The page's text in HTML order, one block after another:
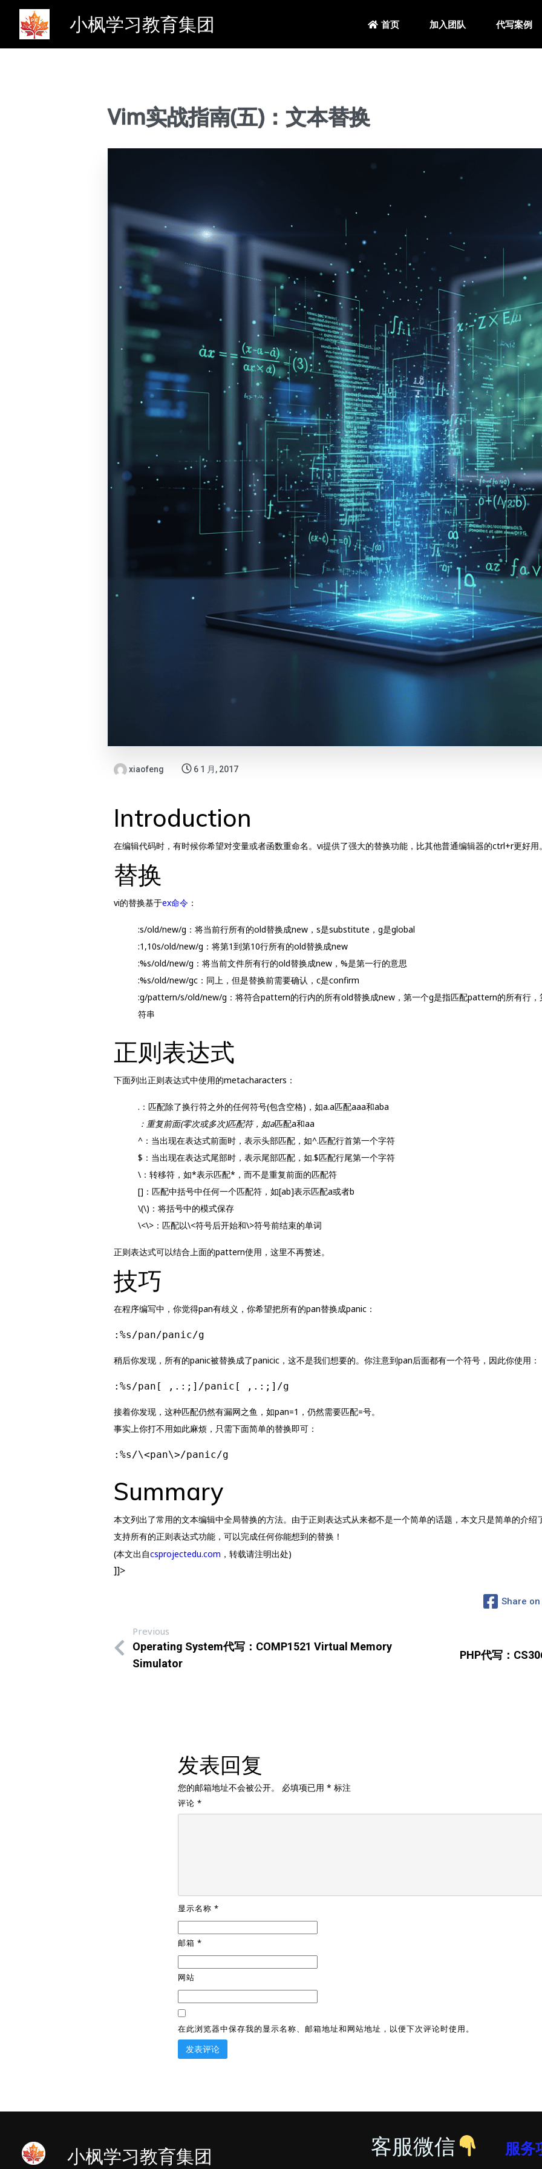
小枫学习教育集团 首页 加入团队 代写案例
Vim实战指南(五)：文本替换
xiaofeng 6 1 月, 2017
Introduction
在编辑代码时，有时候你希望对变量或者函数重命名。vi提供了强大的替换功能，比其他普通编辑器的ctrl+r更好用
替换
vi的替换基于ex命令 ：
:s/old/new/g：将当前行所有的old替换成new，s是substitute，g是global
:1,10s/old/new/g：将第1到第10行所有的old替换成new
:%s/old/new/g：将当前文件所有行的old替换成new，%是第一行的意思
:%s/old/new/gc：同上，但是替换前需要确认，c是confirm
:g/pattern/s/old/new/g：将符合pattern的行内的所有old替换成new，第一个g是指匹配pattern的所有行，
符串
正则表达式
下面列出正则表达式中使用的metacharacters：
.：匹配除了换行符之外的任何符号(包含空格)，如a.a匹配aaa和aba
：重复前面(零次或多次)匹配符，如a匹配a和aa
^：当出现在表达式前面时，表示头部匹配，如^.匹配行首第一个字符
$：当出现在表达式尾部时，表示尾部匹配，如.$匹配行尾第一个字符
\：转移符，如*表示匹配*，而不是重复前面的匹配符
[]：匹配中括号中任何一个匹配符，如[ab]表示匹配a或者b
\(\)：将括号中的模式保存
\<\>：匹配以\<符号后开始和\>符号前结束的单词
正则表达式可以结合上面的pattern使用，这里不再赘述。
技巧
在程序编写中，你觉得pan有歧义，你希望把所有的pan替换成panic：
:%s/pan/panic/g
稍后你发现，所有的panic被替换成了panicic，这不是我们想要的。你注意到pan后面都有一个符号，因此你使用：
:%s/pan[ ,.:;]/panic[ ,.:;]/g
接着你发现，这种匹配仍然有漏网之鱼，如pan=1，仍然需要匹配=号。
事实上你打不用如此麻烦，只需下面简单的替换即可：
:%s/\<pan\>/panic/g
Summary
本文列出了常用的文本编辑中全局替换的方法。由于正则表达式从来都不是一个简单的话题，本文只是简单的介
支持所有的正则表达式功能，可以完成任何你能想到的替换！
(本文出自csprojectedu.com ，转载请注明出处)
]]>
Share
Previous
Operating System代写：COMP1521 Virtual Memory
Simulator
PHP代写：
发表回复
您的邮箱地址不会被公开。 必填项已用 * 标注
评论 *
显示名称 *
邮箱 *
网站
在此浏览器中保存我的显示名称、邮箱地址和网站地址，以便下次评论时使用。
小枫学习教育集团 客服微信 服务